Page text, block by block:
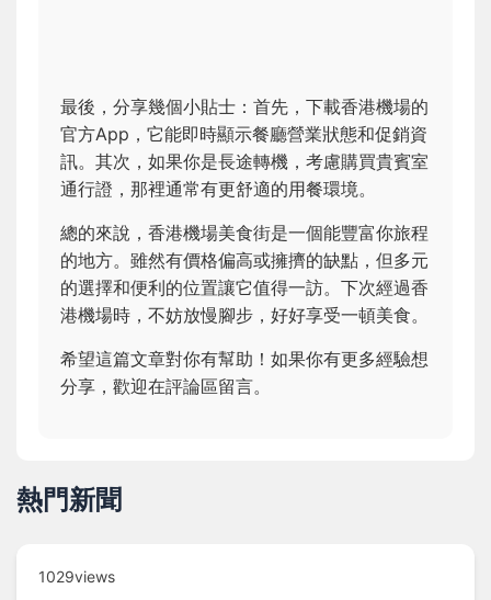
最後，分享幾個小貼士：首先，下載香港機場的
官方App，它能即時顯示餐廳營業狀態和促銷資
訊。其次，如果你是長途轉機，考慮購買貴賓室
通行證，那裡通常有更舒適的用餐環境。
總的來說，香港機場美食街是一個能豐富你旅程
的地方。雖然有價格偏高或擁擠的缺點，但多元
的選擇和便利的位置讓它值得一訪。下次經過香
港機場時，不妨放慢腳步，好好享受一頓美食。
希望這篇文章對你有幫助！如果你有更多經驗想
分享，歡迎在評論區留言。
熱門新聞
1029views